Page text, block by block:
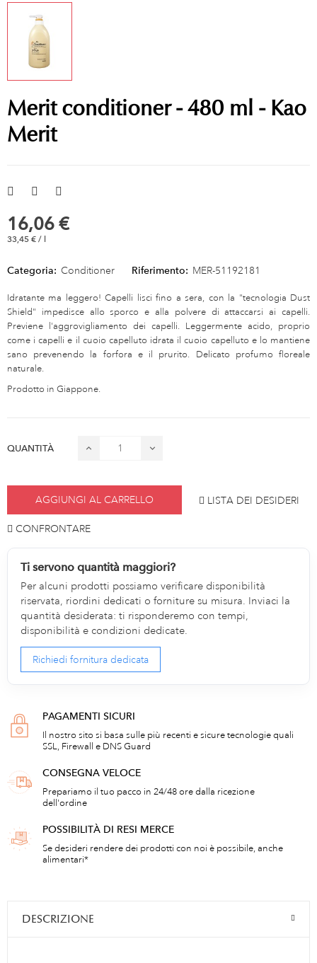
Merit conditioner - 480 ml - Kao
Merit
16,06 €
33,45 € / l
Categoria: Conditioner Riferimento: MER-51192181
Idratante ma leggero! Capelli lisci fino a sera, con la "tecnologia Dust
Shield" impedisce allo sporco e alla polvere di attaccarsi ai capelli.
Previene l'aggrovigliamento dei capelli. Leggermente acido, proprio
come i capelli e il cuoio capelluto idrata il cuoio capelluto e lo mantiene
sano prevenendo la forfora e il prurito. Delicato profumo floreale
naturale.
Prodotto in Giappone.
QUANTITÀ
AGGIUNGI AL CARRELLO LISTA DEI DESIDERI
CONFRONTARE
Ti servono quantità maggiori?
Per alcuni prodotti possiamo verificare disponibilità
riservata, riordini dedicati o forniture su misura. Inviaci la
quantità desiderata: ti risponderemo con tempi,
disponibilità e condizioni dedicate.
Richiedi fornitura dedicata
PAGAMENTI SICURI
Il nostro sito si basa sulle più recenti e sicure tecnologie quali
SSL, Firewall e DNS Guard
CONSEGNA VELOCE
Prepariamo il tuo pacco in 24/48 ore dalla ricezione
dell'ordine
POSSIBILITÀ DI RESI MERCE
Se desideri rendere dei prodotti con noi è possibile, anche
alimentari*
DESCRIZIONE